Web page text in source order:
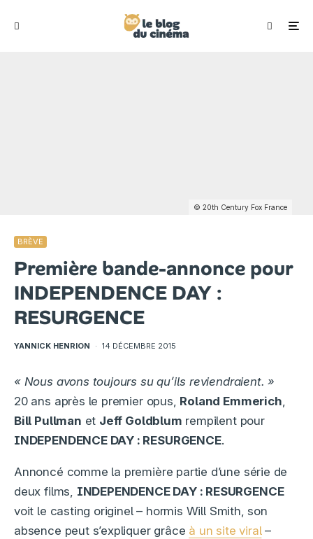
© 20th Century Fox France
BRÈVE
Première bande-annonce pour
INDEPENDENCE DAY :
RESURGENCE
YANNICK HENRION · 14 DÉCEMBRE 2015
« Nous avons toujours su qu’ils reviendraient. »
20 ans après le premier opus, Roland Emmerich,
Bill Pullman et Jeff Goldblum rempilent pour
INDEPENDENCE DAY : RESURGENCE.
Annoncé comme la première partie d’une série de
deux films, INDEPENDENCE DAY : RESURGENCE
voit le casting originel – hormis Will Smith, son
absence peut s’expliquer grâce à un site viral–